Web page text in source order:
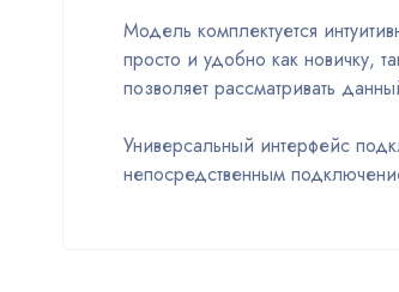
Модель комплектуется
просто и удобно как новичку,
позволяет рассматривать
Универсальный интерфейс
непосредственным